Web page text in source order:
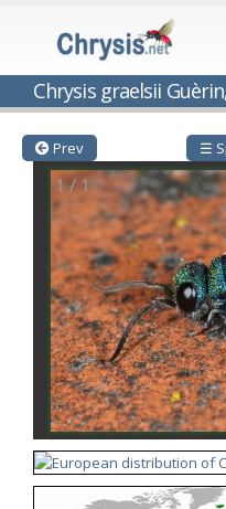
Chrysis graelsii
Genus:
Cleptes
1802
Cleptes aerosusFörster, 1853
Cleptes afer
Lucas, 1849
Cleptes cavernalis
Móczár, 1968
Cleptes femoralisMocsáry, 1889
Cleptes graecusMóczár, 2001
Cleptes hungaricusMóczár, 2009
Cleptes ignitus(Fabricius, 1787)
Cleptes jungeriLinsenmaier, 1994
Cleptes maculatusLinsenmaier, 1968
Cleptes mocsaryiSemenow, 1891
Cleptes moczariLinsenmaier, 1968
Cleptes nigritusMercet, 1904
Cleptes nigritus rhodosensis Móczár, 2000
Cleptes nitidulus(Fabricius, 1793)
Cleptes nyonensisMóczár, 1997
Cleptes obsoletusSemenov, 1891
Lepeletier, 1806
Prev ☰
1/1